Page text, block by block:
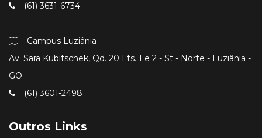
(61) 3631-6734
Campus Luziânia
Av. Sara Kubitschek, Qd. 20 Lts. 1 e 2 - St - Norte - Luziânia -
GO
(61) 3601-2498
Outros Links